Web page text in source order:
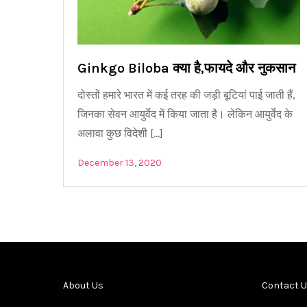
Ginkgo Biloba क्या है,फायदे और नुकसान
दोस्तों हमारे भारत में कई तरह की जड़ी बूटियां पाई जाती हैं,
जिनका सेवन आयुर्वेद में किया जाता है। लेकिन आयुर्वेद के
अलावा कुछ विदेशी […]
December 13, 2020
About Us Contact